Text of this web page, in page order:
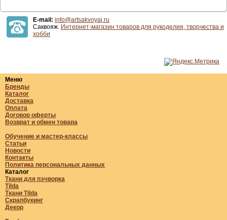
E-mail: info@artsakvoyaj.ru
Саквояж. Интернет-магазин товаров для рукоделия, творчества и
хобби
Меню
Бренды
Каталог
Доставка
Оплата
Договор оферты
Возврат и обмен товара
Обучение и мастер-классы
Статьи
Новости
Контакты
Политика персональных данных
Каталог
Ткани для пэчворка
Tilda
Ткани Tilda
Скрапбукинг
Декор